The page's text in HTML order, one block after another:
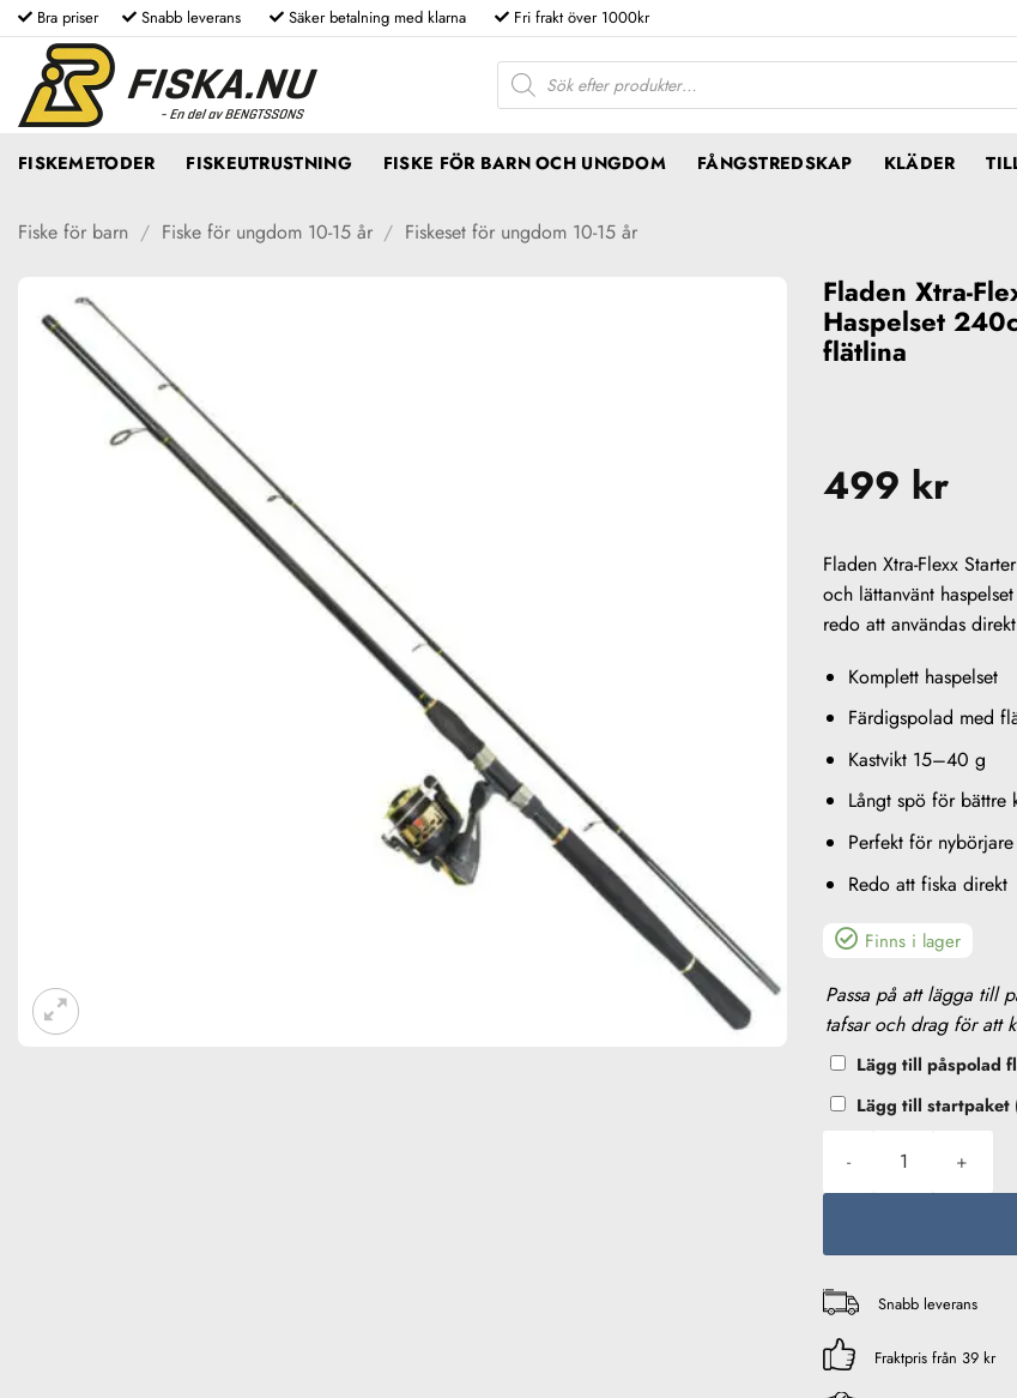
Skip
to
content
Bra priser Snabb leverans Säker betalning med klarna Fri frakt över 1000kr
Produktsökning
FISKEMETODER FISKEUTRUSTNING FISKE FÖR BARN OCH UNGDOM FÅNGSTREDSKAP KLÄDER
Fiske för barn / Fiske för ungdom 10-15 år / Fiskeset för ungdom 10-15 år
Fladen Xtra-
Haspelset
flätlina
499 kr
Fladen Xtra-Flexx
och lättanvänt
redo att användas
Komplett haspelset
Färdigspolad med
Kastvikt 15–40 g
Långt spö för bättre
Perfekt för
Redo att fiska direkt
Finns i lager
KÖP
TILL
Passa på att lägga till
tafsar och drag för att
Lägg till påspolad
Lägg till startpaket
Snabb leverans
Fraktpris från 39 kr